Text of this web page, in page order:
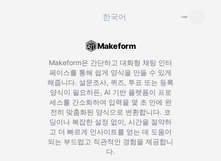
⌄
Makeform
Makeform은 간단하고 대화형 채팅 인터
페이스를 통해 쉽게 양식을 만들 수 있게
해줍니다. 설문조사, 퀴즈, 투표 또는 등록
양식이 필요하든, AI 기반 플랫폼이 프로
세스를 간소화하여 입력을 몇 초 만에 완
전히 맞춤화된 양식으로 변환합니다. 코
딩이나 복잡한 설정 없이, 시간을 절약하
고 더 빠르게 인사이트를 얻는 데 도움이
되는 부드럽고 직관적인 경험을 제공합니
다.